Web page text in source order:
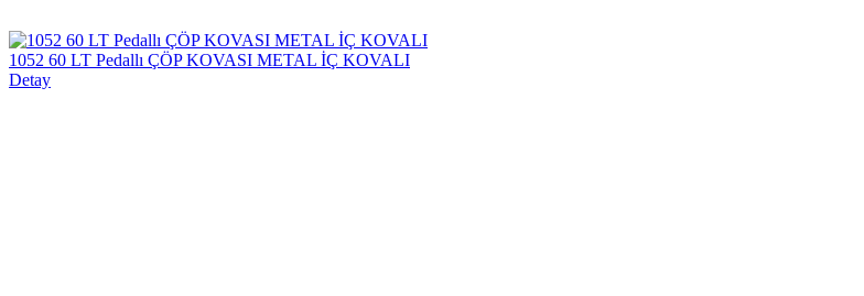
1052 60 LT Pedallı ÇÖP KOVASI METAL İÇ KOVALI
Detay